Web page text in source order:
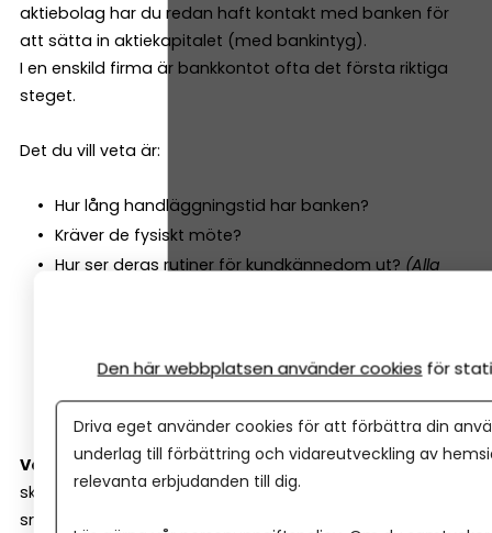
aktiebolag har du redan haft kontakt med banken för
att sätta in aktiekapitalet (med bankintyg).
I en enskild firma är bankkontot ofta det första riktiga
steget.
Det du vill veta är:
Hur lång handläggningstid har banken?
Kräver de fysiskt möte?
Hur ser deras rutiner för kundkännedom ut?(Alla
Vad behöver du ha förberett (affärsplan, budget,
avtal)?
Varför är detta viktigt?Jo, hur smidigt det är att
skaffa företagskonto, säger ganska mycket om hur
smidig resten av resan med banken kommer att bli.
Den här webbplatsen använder cookies för
Driva eget använder cookies för att förbättra din
underlag till förbättring och vidareutveckling av
relevanta erbjudanden till dig.